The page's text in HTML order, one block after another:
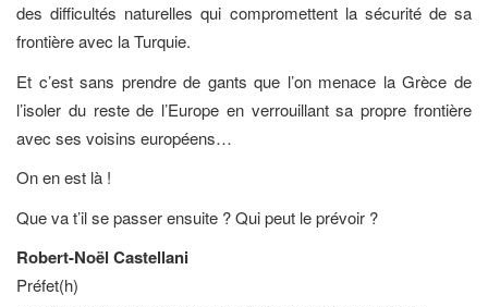
des difficultés naturelles qui compromettent la sécurité de sa
frontière avec la Turquie.
Et c’est sans prendre de gants que l’on menace la Grèce de
l’isoler du reste de l’Europe en verrouillant sa propre frontière
avec ses voisins européens…
On en est là !
Que va t’il se passer ensuite ? Qui peut le prévoir ?
Robert-Noël Castellani
Préfet(h)